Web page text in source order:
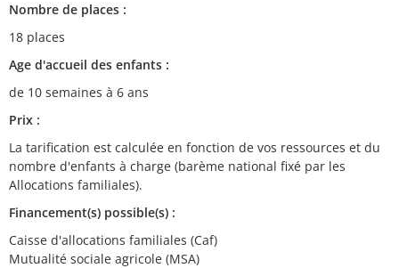
Nombre de places :
18 places
Age d'accueil des enfants :
de 10 semaines à 6 ans
Prix :
La tarification est calculée en fonction de vos ressources et du
nombre d'enfants à charge (barème national fixé par les
Allocations familiales).
Financement(s) possible(s) :
Caisse d'allocations familiales (Caf)
Mutualité sociale agricole (MSA)